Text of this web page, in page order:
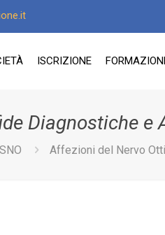
ISCRIZIONE
Diagnostiche
Affezioni del Nervo